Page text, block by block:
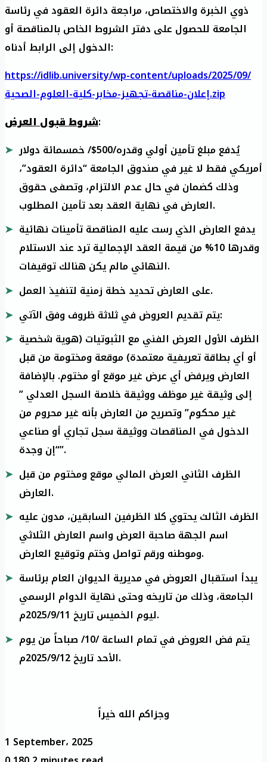
ذوي الخبرة والاختصاص، مراجعة دائرة العقود في رئاسة
الجامعة للحصول على دفتر الشروط الخاص بالمناقصة أو
الدخول إلى الرابط أدناه:
https://idlib.university/wp-content/uploads/2025/09/
إعلان-مناقصة-تجهيز-مخابر-كلية-العلوم-الصحية.zip
شروط قبول العرض:
يُدفع مبلغ تأمين أولي وقدره/500$/ خمسمائة دولار
أمريكي فقط لا غير في صندوق الجامعة “دائرة العقود”،
وذلك كضمان في حال عدم الالتزام، وتصفى حقوق
العارض في نهاية العقد بعد تأمين المطلوب.
يدفع العارض الذي رست عليه المناقصة تأمينات نهائية
وقدرها 10% من قيمة العقد الإجمالية ترد عند الاستلام
النهائي مالم يكن هنالك توقيفات.
على العارض تحديد خطة زمنية لتنفيذ العمل.
يتم تقديم العروض في ثلاثة ظروف وفق الآتي:
الظرف الأول العرض الفني مع الثبوتيات (هوية شخصية
أو أي بطاقة تعريفية معتمدة) موقعة ومختومة من قبل
العارض ويرفض أي عرض غير موقع أو مختوم. بالإضافة
إلى وثيقة غير موظف ووثيقة خلاصة السجل العدلي ”
غير محكوم” وتصريح من العارض بأنه غير محروم من
الدخول في المناقصات ووثيقة سجل تجاري أو صناعي
“إن وجدة”.
الظرف الثاني العرض المالي موقع ومختوم من قبل
العارض.
الظرف الثالث يحتوي كلا الظرفين السابقين، مدون عليه
اسم الجهة صاحبة العرض واسم العارض الثلاثي
وموطنه ورقم تواصل وختم وتوقيع العارض.
يبدأ استقبال العروض في مديرية الديوان العام برئاسة
الجامعة، وذلك من تاريخه وحتى نهاية الدوام الرسمي
ليوم الخميس تاريخ 2025/9/11م.
يتم فض العروض في تمام الساعة /10/ صباحاً من يوم
الأحد تاريخ 2025/9/12م.
وجزاكم الله خيراً
1 September، 2025